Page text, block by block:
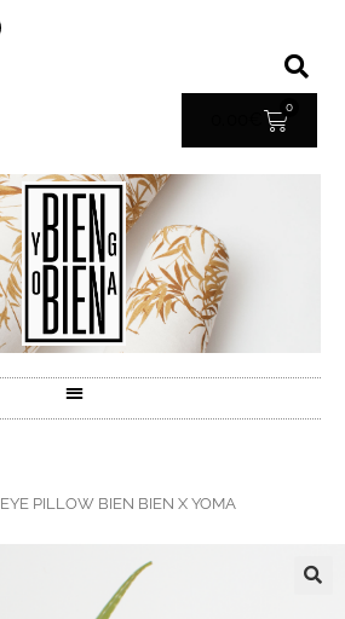
0
EYE PILLOW BIEN BIEN X YOMA